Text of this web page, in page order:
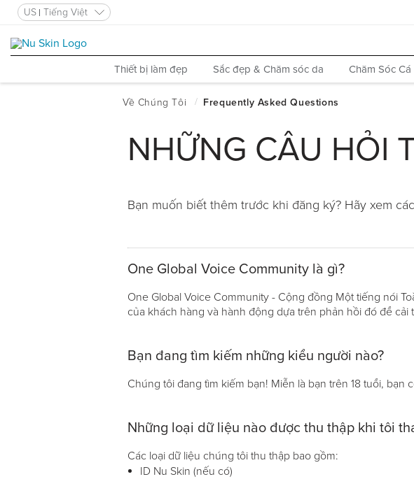
US Tiếng Việt
Thiết bị làm đẹp Sắc đẹp & Chăm sóc da Chăm Sóc Cá
NHỮNG CÂU HỎI
Bạn muốn biết thêm trước khi đăng ký? Hãy xem
One Global Voice Community là gì?
One Global Voice Community - Cộng đồng Một tiếng nói
của khách hàng và hành động dựa trên phản hồi đó để
Bạn đang tìm kiếm những kiểu người nào?
Chúng tôi đang tìm kiếm bạn! Miễn là bạn trên 18 tuổi,
Những loại dữ liệu nào được thu thập khi tôi
Các loại dữ liệu chúng tôi thu thập bao gồm:
ID Nu Skin (nếu có)